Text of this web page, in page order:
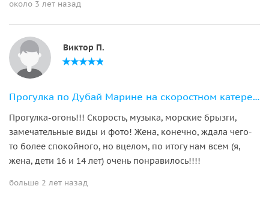
около 3 лет назад
Виктор П.
Прогулка по Дубай Марине на скоростном катере с англоговорящим гидом
Прогулка-огонь!!! Скорость, музыка, морские брызги,
замечательные виды и фото! Жена, конечно, ждала чего-
то более спокойного, но вцелом, по итогу нам всем (я,
жена, дети 16 и 14 лет) очень понравилось!!!!
больше 2 лет назад